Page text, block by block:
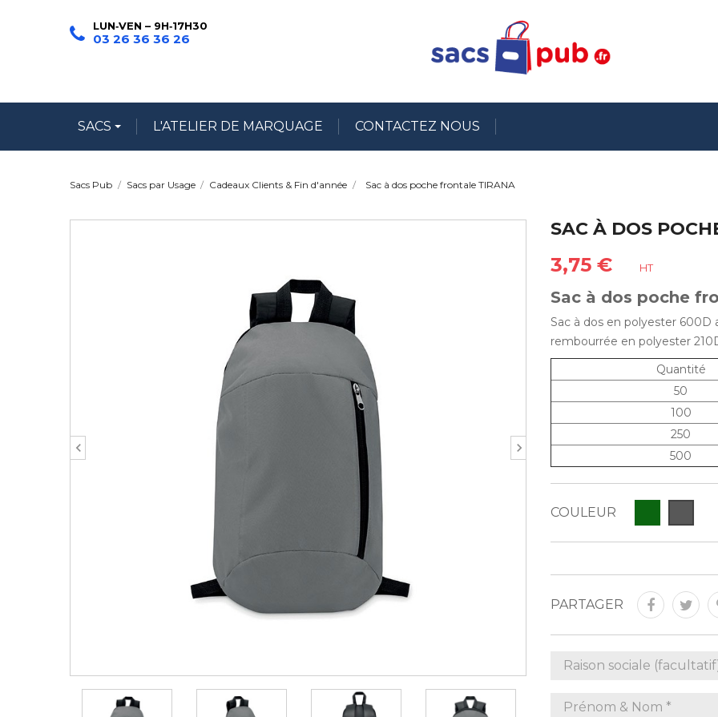
LUN‑VEN – 9H‑17H30
03 26 36 36 26
SACS L'ATELIER DE MARQUAGE CONTACTEZ NOUS
Sacs Pub Sacs par Usage Cadeaux Clients & Fin d'année Sac à dos poche frontale TIRANA
SAC À DOS
3,75 € HT
Sac à dos poche
Sac à dos en polyester
rembourrée en polyester
Quantité
50
100
250
500
COULEUR
PARTAGER